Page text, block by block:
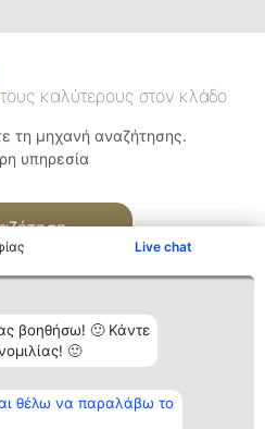
Live chat
βοηθήσω! 🙂 Κάντε
🙂
θέλω να παραλάβω το
καλύτερους στον κλάδο
τη μηχανή αναζήτησης.
υπηρεσία
Επικοινωνία
Επικοινωνία